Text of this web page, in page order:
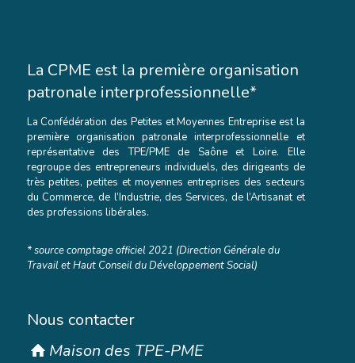
La CPME est la première organisation
patronale interprofessionnelle*
La Confédération des Petites et Moyennes Entreprise est la
première organisation patronale interprofessionnelle et
représentative des TPE/PME de Saône et Loire. Elle
regroupe des entrepreneurs individuels, des dirigeants de
très petites, petites et moyennes entreprises des secteurs
du Commerce, de l’Industrie, des Services, de l’Artisanat et
des professions libérales.
* source comptage officiel 2021 (Direction Générale du
Travail et Haut Conseil du Développement Social)
Nous contacter
Maison des TPE-PME